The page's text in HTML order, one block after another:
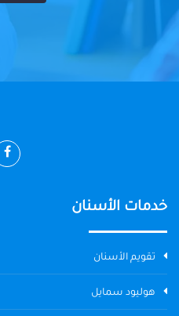
خدمات الأسنان
تقويم الأسنان
هوليود سمايل